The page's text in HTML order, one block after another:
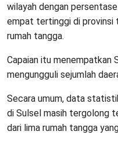
wilayah dengan
empat tertinggi di provinsi
rumah tangga.
Capaian itu menempatkan
mengungguli sejumlah
Secara umum, data
di Sulsel masih tergolong
dari lima rumah tangga